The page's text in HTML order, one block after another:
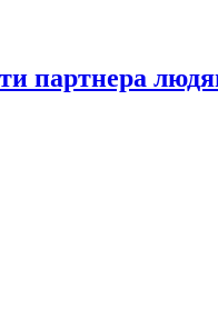
партнера